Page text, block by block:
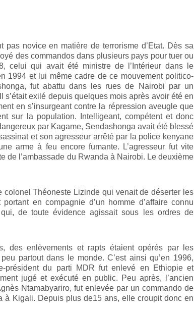
pas novice en matière de terrorisme d’Etat. Dès sa
des commandos dans plusieurs pays pour tuer ou
celui qui avait été ministre de l’Intérieur dans le
1994 et lui même cadre de ce mouvement politico-
fut abattu dans les rues de Nairobi par un
s’était exilé depuis quelques mois après avoir été en
en s’insurgeant contre la répression aveugle que
sur la population. Intelligeant, compétent et donc
par Kagame, Sendashonga avait été blessé
et son agresseur arrêté par la police kenyane
arme à feu encore fumante. L’agresseur fut vite
de l’ambassade du Rwanda à Nairobi. Le deuxième
colonel Théoneste Lizinde qui venait de déserter les
en compagnie d’un homme d’affaire connu
de toute évidence agissait sous les ordres de
des enlèvements et rapts étaient opérés par les
partout dans le monde. C’est ainsi qu’en 1996,
président du parti MDR fut enlevé en Ethiopie et
jugé et exécuté en public. Peu après, l’ancien
Ntamabyariro, fut enlevée par un commando de
à Kigali. Depuis plus de15 ans, elle croupit donc en